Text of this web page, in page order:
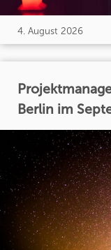
4. August 2026
Berlin im